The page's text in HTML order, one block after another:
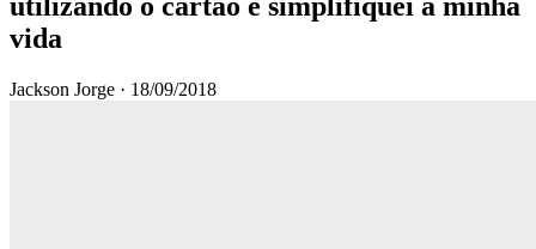
vida
Jackson Jorge · 18/09/2018